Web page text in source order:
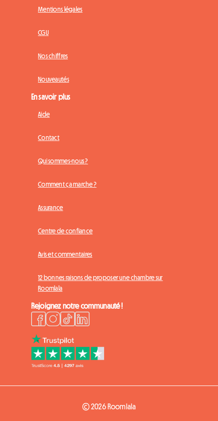
Mentions légales
CGU
Nos chiffres
Nouveautés
En savoir plus
Aide
Contact
Qui sommes-nous ?
Comment ça marche ?
Assurance
Centre de confiance
Avis et commentaires
12 bonnes raisons de proposer une chambre sur
Roomlala
Rejoignez notre communauté !
© 2026 Roomlala